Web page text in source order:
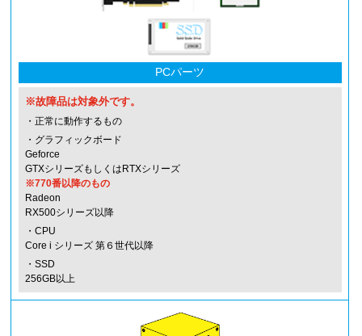
PCパーツ
※故障品は対象外です。
・正常に動作するもの
・グラフィックボード
Geforce
GTXシリーズもしくはRTXシリーズ
※770番以降のもの
Radeon
RX500シリーズ以降
・CPU
Core i シリーズ 第６世代以降
・SSD
256GB以上